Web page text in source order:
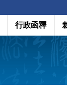
行政函釋